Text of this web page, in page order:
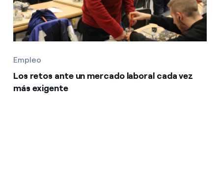
Empleo
Los retos ante un mercado laboral cada vez
más exigente